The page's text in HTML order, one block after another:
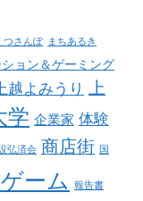
つさんぽ まちあるき
ョン＆ゲーミング
越よみうり 上
学 企業家 体験
弘済会 商店街 国
ーム 報告書